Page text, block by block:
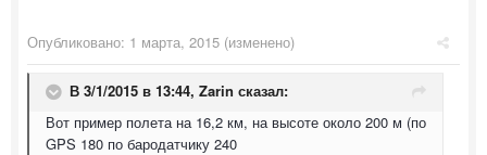
Опубликовано: 1 марта, 2015 (изменено)
В 3/1/2015 в 13:44, Zarin сказал:
Вот пример полета на 16,2 км, на высоте около 200 м (по
GPS 180 по бародатчику 240